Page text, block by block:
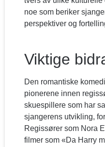
noe som beriker
perspektiver og
Viktige
Den romantiske
pionerene innen
skuespillere som har
sjangerens utvikling,
Regissører som Nora
filmer som «Da Harry